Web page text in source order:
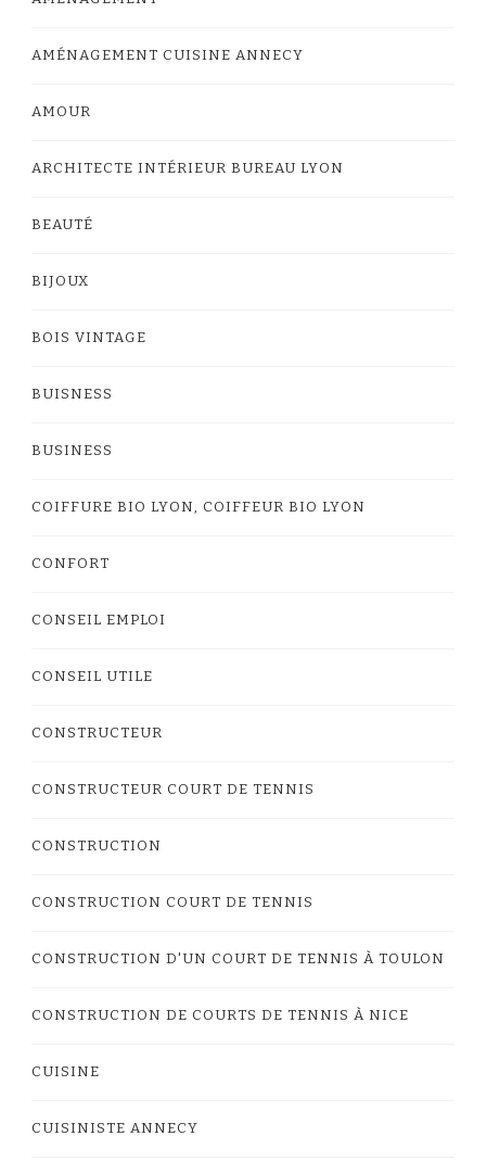
AMÉNAGEMENT CUISINE ANNECY
AMOUR
ARCHITECTE INTÉRIEUR BUREAU LYON
BEAUTÉ
BIJOUX
BOIS VINTAGE
BUISNESS
BUSINESS
COIFFURE BIO LYON, COIFFEUR BIO LYON
CONFORT
CONSEIL EMPLOI
CONSEIL UTILE
CONSTRUCTEUR
CONSTRUCTEUR COURT DE TENNIS
CONSTRUCTION
CONSTRUCTION COURT DE TENNIS
CONSTRUCTION D'UN COURT DE TENNIS À TOULON
CONSTRUCTION DE COURTS DE TENNIS À NICE
CUISINE
CUISINISTE ANNECY